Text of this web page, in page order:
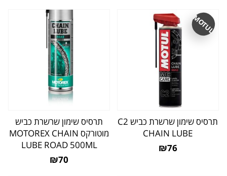
MOTUL
תרסיס שימון שרשרת כביש C2
CHAIN LUBE
₪76
תרסיס שימון שרשרת כביש
מוטורקס MOTOREX CHAIN
LUBE ROAD 500ML
₪70